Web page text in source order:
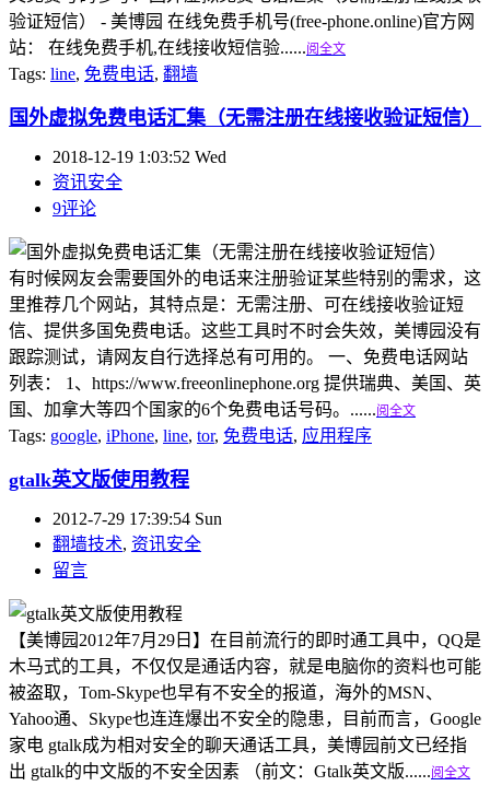
验证短信） - 美博园 在线免费手机号(free-phone.online)官方网
站： 在线免费手机,在线接收短信验......阅全文
Tags: line, 免费电话, 翻墙
国外虚拟免费电话汇集（无需注册在线接收验证短信）
2018-12-19 1:03:52 Wed
资讯安全
9评论
有时候网友会需要国外的电话来注册验证某些特别的需求，这
里推荐几个网站，其特点是：无需注册、可在线接收验证短
信、提供多国免费电话。这些工具时不时会失效，美博园没有
跟踪测试，请网友自行选择总有可用的。 一、免费电话网站
列表： 1、https://www.freeonlinephone.org 提供瑞典、美国、英
国、加拿大等四个国家的6个免费电话号码。......阅全文
Tags: google, iPhone, line, tor, 免费电话, 应用程序
gtalk英文版使用教程
2012-7-29 17:39:54 Sun
翻墙技术, 资讯安全
留言
【美博园2012年7月29日】在目前流行的即时通工具中，QQ是
木马式的工具，不仅仅是通话内容，就是电脑你的资料也可能
被盗取，Tom-Skype也早有不安全的报道，海外的MSN、
Yahoo通、Skype也连连爆出不安全的隐患，目前而言，Google
家电 gtalk成为相对安全的聊天通话工具，美博园前文已经指
出 gtalk的中文版的不安全因素 （前文：Gtalk英文版......阅全文